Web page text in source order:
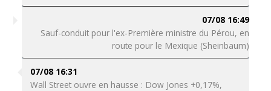
07/08 16:49
Sauf-conduit pour l'ex-Première ministre du Pérou, en
route pour le Mexique (Sheinbaum)
07/08 16:31
Wall Street ouvre en hausse : Dow Jones +0,17%,